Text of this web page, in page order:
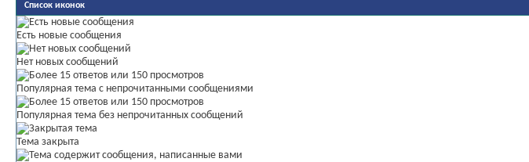
Список иконок
Есть новые сообщения
Нет новых сообщений
Популярная тема с непрочитанными сообщениями
Популярная тема без непрочитанных сообщений
Тема закрыта